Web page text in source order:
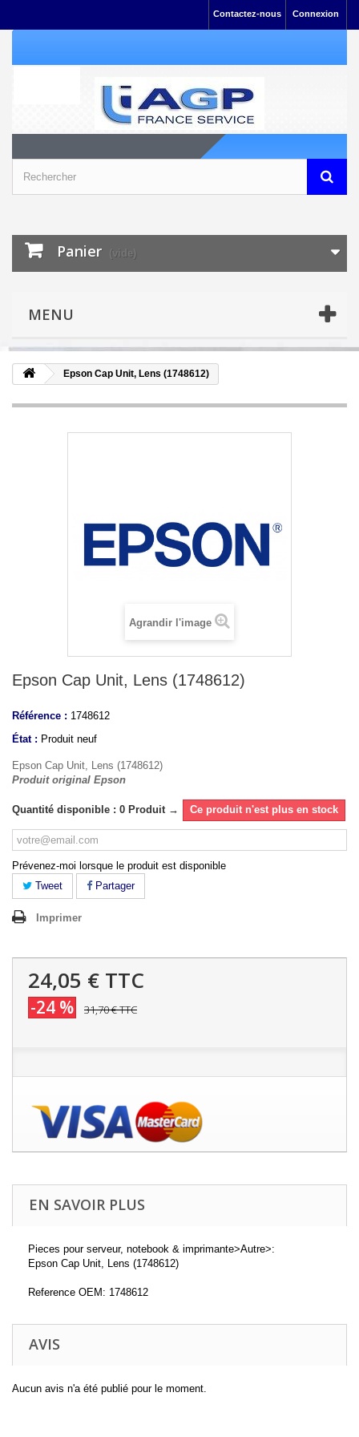
Connexion
Contactez-nous
Panier (vide)
MENU
Epson Cap Unit, Lens (1748612)
Agrandir l'image
Epson Cap Unit, Lens (1748612)
Référence : 1748612
État : Produit neuf
Epson Cap Unit, Lens (1748612)
Produit original Epson
Quantité disponible : 0 Produit → Ce produit n'est plus en stock
Prévenez-moi lorsque le produit est disponible
Tweet
Partager
Imprimer
24,05 € TTC
-24 % 31,70 €TTC
EN SAVOIR PLUS
Pieces pour serveur, notebook & imprimante>Autre>:
Epson Cap Unit, Lens (1748612)
Reference OEM: 1748612
AVIS
Aucun avis n'a été publié pour le moment.